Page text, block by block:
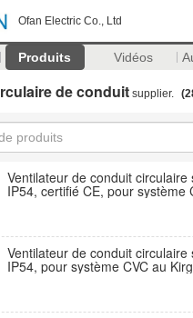
Ofan Electric Co., Ltd
Produits Vidéos
de conduit supplier.
Ventilateur de conduit
IP54, certifié CE, pour système
Ventilateur de conduit
IP54, pour système CVC au